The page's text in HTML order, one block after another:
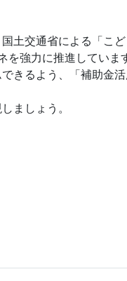
土交通省による「こ
強力に推進してい
きるよう、「補助金
ましょう。